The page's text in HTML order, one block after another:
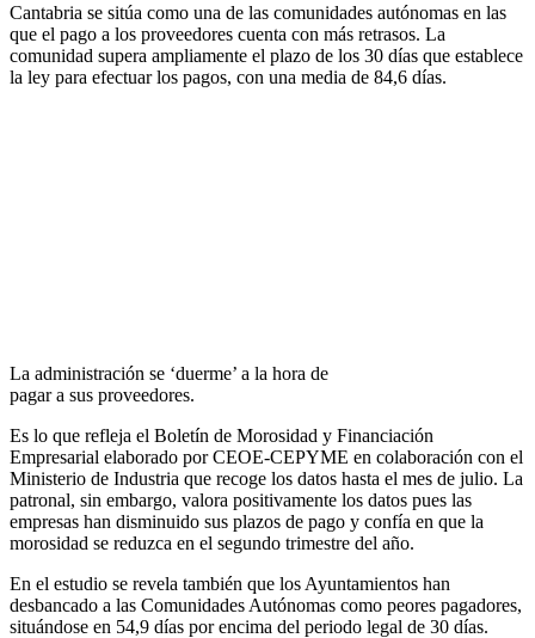
Cantabria se sitúa como una de las comunidades autónomas en las
que el pago a los proveedores cuenta con más retrasos. La
comunidad supera ampliamente el plazo de los 30 días que establece
la ley para efectuar los pagos, con una media de 84,6 días.
La administración se ‘duerme’ a la hora de
pagar a sus proveedores.
Es lo que refleja el Boletín de Morosidad y Financiación
Empresarial elaborado por CEOE-CEPYME en colaboración con el
Ministerio de Industria que recoge los datos hasta el mes de julio. La
patronal, sin embargo, valora positivamente los datos pues las
empresas han disminuido sus plazos de pago y confía en que la
morosidad se reduzca en el segundo trimestre del año.
En el estudio se revela también que los Ayuntamientos han
desbancado a las Comunidades Autónomas como peores pagadores,
situándose en 54,9 días por encima del periodo legal de 30 días.